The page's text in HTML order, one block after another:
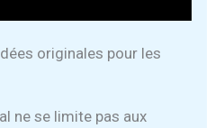
originales pour les
ne se limite pas aux